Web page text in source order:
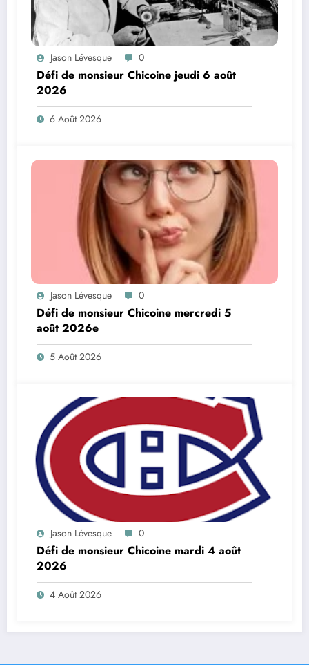
Jason Lévesque 0
Défi de monsieur Chicoine jeudi 6 août
2026
6 Août 2026
Jason Lévesque 0
Défi de monsieur Chicoine mercredi 5
août 2026e
5 Août 2026
Jason Lévesque 0
Défi de monsieur Chicoine mardi 4 août
2026
4 Août 2026